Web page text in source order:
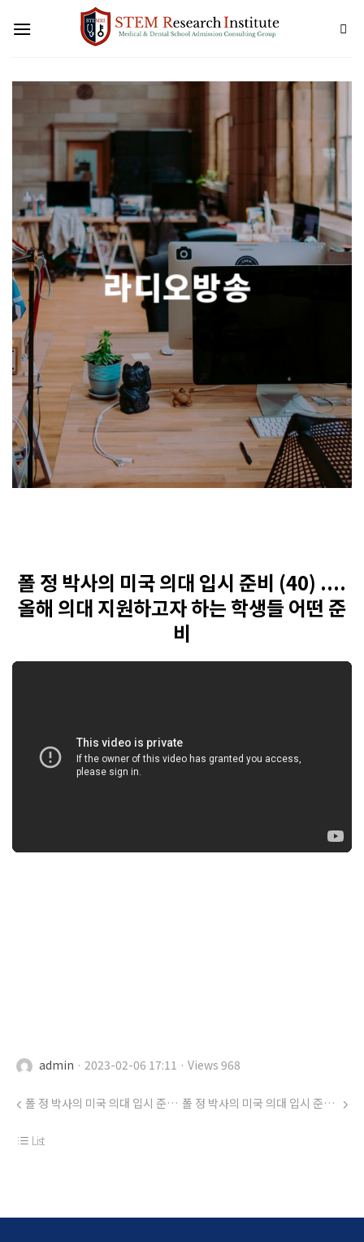
라디오방송
폴 정 박사의 미국 의대 입시 준비 (40) ....
올해 의대 지원하고자 하는 학생들 어떤 준
비
admin · 2023-02-06 17:11 · Views 968
폴 정 박사의 미국 의대 입시 준비 (39) .... PREMED 가을학기 성적을 받고 학생들 질문 폴 정 박사의 미국 의대 입시 준비 (41) .... 6 월 의대 지원시 준비할것
List